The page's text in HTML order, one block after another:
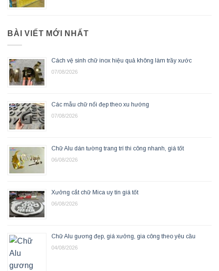
BÀI VIẾT MỚI NHẤT
Cách vệ sinh chữ inox hiệu quả không làm trầy xước
07/08/2026
Các mẫu chữ nổi đẹp theo xu hướng
07/08/2026
Chữ Alu dán tường trang trí thi công nhanh, giá tốt
06/08/2026
Xưởng cắt chữ Mica uy tín giá tốt
06/08/2026
Chữ Alu gương đẹp, giá xưởng, gia công theo yêu cầu
04/08/2026